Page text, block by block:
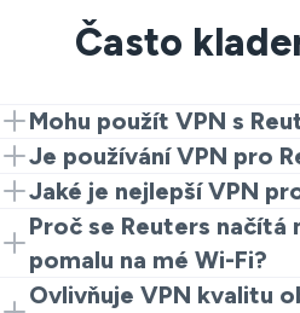
Často
Mohu použít VPN s
Ano. Budete muset
zařízení. Poté se připojte k
blízkosti a otevřete web
Je používání VPN pro
Většinou ano. Zkontrolujte
dodržujte podmínky
zlepšuje kvalitu připojení.
Jaké je nejlepší VPN
Hledejte rychlé servery,
politiku nezáznamu. VeePN
spolehlivé každodenní čtení a
Proč se Reuters načítá
pomalu na mé Wi-Fi?
Rušné sítě mohou zpomalit
Ovlivňuje VPN kvalitu